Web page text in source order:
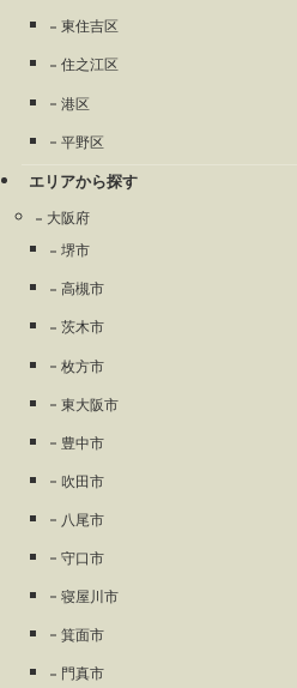
東住吉区
住之江区
港区
平野区
エリアから探す
大阪府
堺市
高槻市
茨木市
枚方市
東大阪市
豊中市
吹田市
八尾市
守口市
寝屋川市
箕面市
門真市